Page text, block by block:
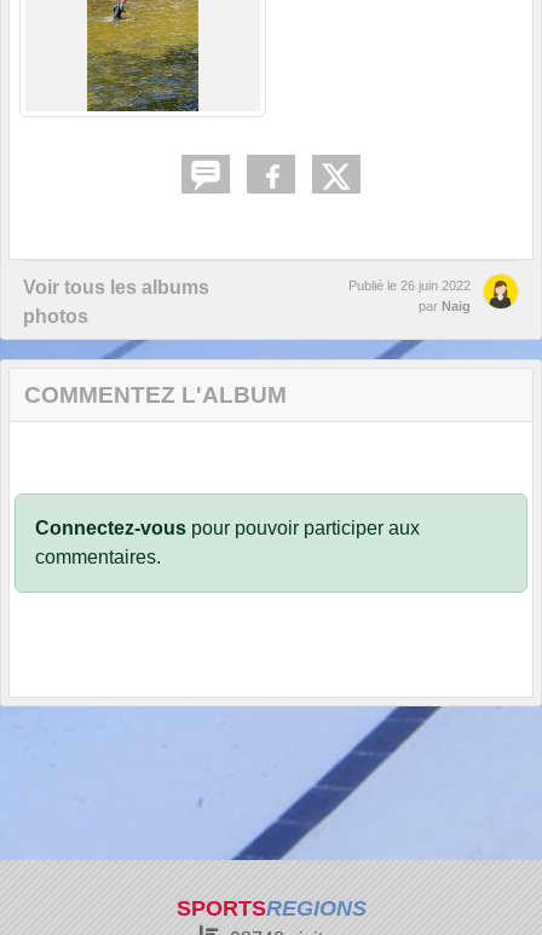
Voir tous les albums
photos
Publié le 26 juin 2022
par Naig
COMMENTEZ L'ALBUM
Connectez-vous pour pouvoir participer aux
commentaires.
SPORTSREGIONS